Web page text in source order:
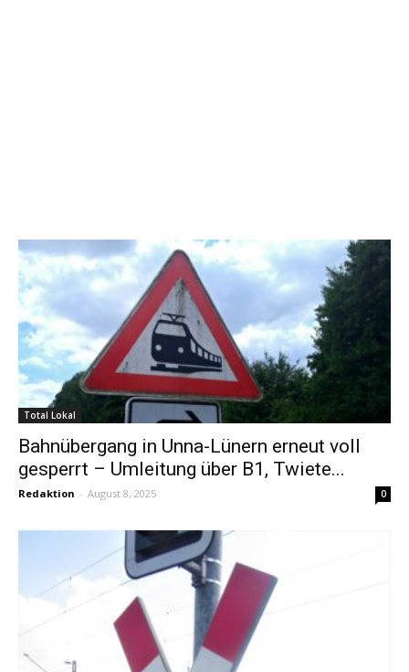
Total Lokal
Bahnübergang in Unna-Lünern erneut voll
gesperrt – Umleitung über B1, Twiete...
Redaktion - August 8, 2025 0